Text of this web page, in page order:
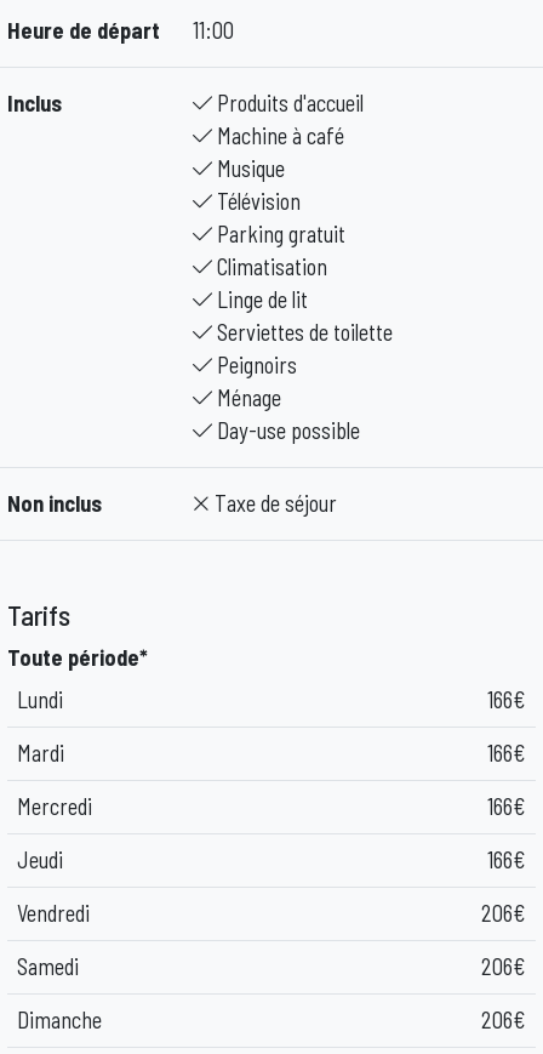
Heure de départ 11:00
Inclus
Produits d'accueil
Machine à café
Musique
Télévision
Parking gratuit
Climatisation
Linge de lit
Serviettes de toilette
Peignoirs
Ménage
Day-use possible
Non inclus Taxe de séjour
Tarifs
Toute période*
Lundi
166€
Mardi
166€
Mercredi
166€
Jeudi
166€
Vendredi
206€
Samedi
206€
Dimanche
206€